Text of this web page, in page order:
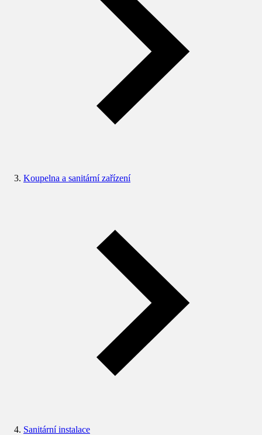
Koupelna a sanitární zařízení
Sanitární instalace